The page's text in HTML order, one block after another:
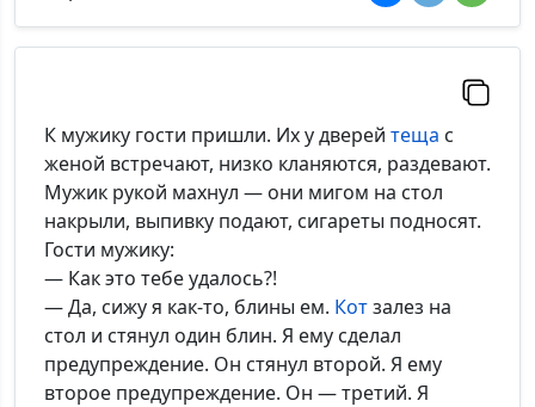
К мужику гости пришли. Их у дверей теща с
женой встречают, низко кланяются, раздевают.
Мужик рукой махнул — они мигом на стол
накрыли, выпивку подают, сигареты подносят.
Гости мужику:
— Как это тебе удалось?!
— Да, сижу я как-то, блины ем. Котзалез на
стол и стянул один блин. Я ему сделал
предупреждение. Он стянул второй. Я ему
второе предупреждение. Он — третий. Я